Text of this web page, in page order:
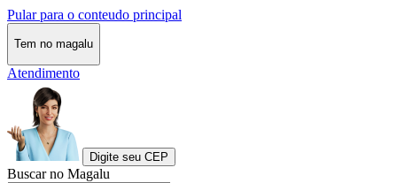
Pular para o conteudo principal
Tem no magalu
Atendimento
Digite seu CEP
Buscar no Magalu